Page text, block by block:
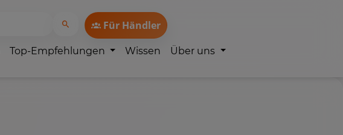
Für Händler
Top-Empfehlungen Wissen Über uns